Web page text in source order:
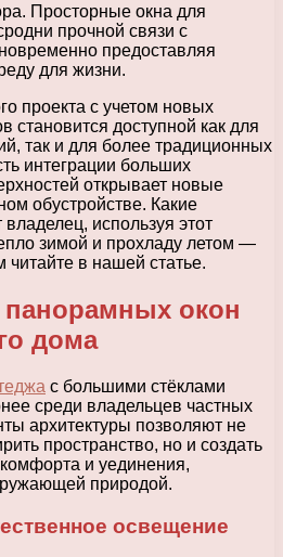
Просторные окна для
прочной связи с
предоставляя
для жизни.
проекта с учетом новых
становится доступной как для
так и для более традиционных
интеграции больших
открывает новые
обустройстве. Какие
используя этот
зимой и прохладу летом —
читайте в нашей статье.
окон
дома
с большими стёклами
среди владельцев частных
архитектуры позволяют не
пространство, но и создать
и уединения,
природой.
освещение